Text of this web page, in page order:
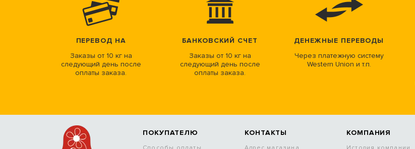
ПЕРЕВОД НА
Заказы от 10 кг на
следующий день после
оплаты заказа.
БАНКОВСКИЙ СЧЕТ
Заказы от 10 кг на
следующий день после
оплаты заказа.
ДЕНЕЖНЫЕ ПЕРЕВОДЫ
Через платежную систему
Western Union и т.п.
ПОКУПАТЕЛЮ КОНТАКТЫ КОМПАНИЯ